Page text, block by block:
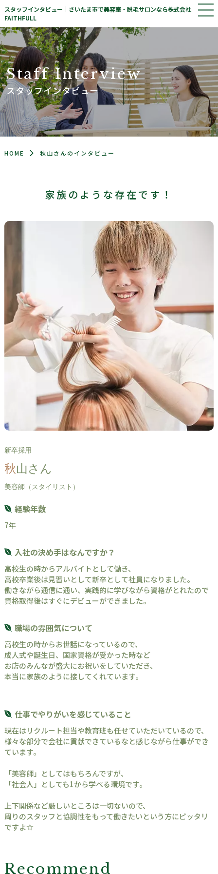
スタッフインタビュー｜さいたま市で美容室・脱毛サロンなら株式会社
FAITHFULL
Staff Interview
スタッフインタビュー
HOME 秋山さんのインタビュー
家族のような存在です！
新卒採用
秋山さん
美容師（スタイリスト）
経験年数
7年
入社の決め手はなんですか？
高校生の時からアルバイトとして働き、
高校卒業後は見習いとして新卒として社員になりました。
働きながら通信に通い、実践的に学びながら資格がとれたので
資格取得後はすぐにデビューができました。
職場の雰囲気について
高校生の時からお世話になっているので、
成人式や誕生日、国家資格が受かった時など
お店のみんなが盛大にお祝いをしていただき、
本当に家族のように接してくれています。
仕事でやりがいを感じていること
現在はリクルート担当や教育班も任せていただいているので、
様々な部分で会社に貢献できているなと感じながら仕事ができ
ています。
「美容師」としてはもちろんですが、
「社会人」としても1から学べる環境です。
上下関係など厳しいところは一切ないので、
周りのスタッフと協調性をもって働きたいという方にピッタリ
ですよ☆
Recommend